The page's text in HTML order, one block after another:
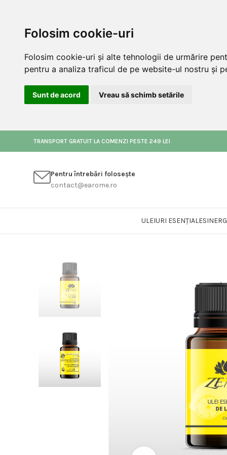
Folosim cookie-uri
Folosim cookie-uri și alte tehnologii de urmărire
pentru a analiza traficul de pe website-ul nostru și
Sunt de acord Vreau să schimb setările
TRANSPORT GRATUIT LA COMENZI PESTE 249 LEI
Pentru întrebări folosește
contact@earome.ro
ULEIURI ESENȚIALE